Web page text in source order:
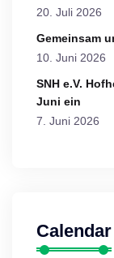
20. Juli 2026
Gemeinsam
10. Juni 2026
SNH e.V.
Juni ein
7. Juni 2026
Calendar